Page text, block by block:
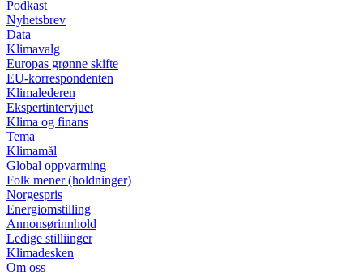
Podkast
Nyhetsbrev
Data
Klimavalg
Europas grønne skifte
EU-korrespondenten
Klimalederen
Ekspertintervjuet
Klima og finans
Tema
Klimamål
Global oppvarming
Folk mener (holdninger)
Norgespris
Energiomstilling
Annonsørinnhold
Ledige stilliinger
Klimadesken
Om oss